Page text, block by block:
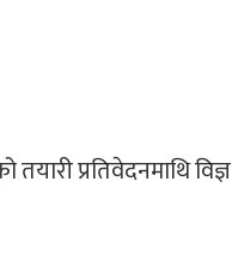
तयारीप्रतिवेदनमाथि विज्ञ